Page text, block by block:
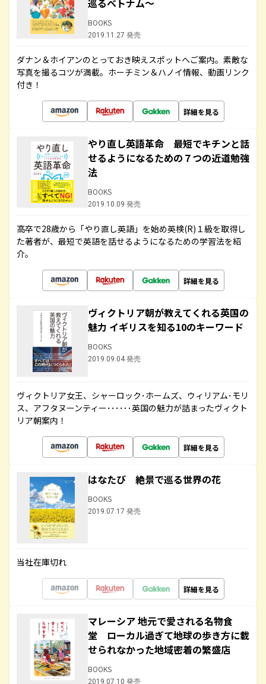
巡るベトナム～
BOOKS
2019.11.27 発売
ダナン＆ホイアンのとっておき映えスポットへご案内。素敵な
写真を撮るコツが満載。ホーチミン＆ハノイ情報、動画リンク
付き！
詳細を見る
やり直し英語革命 最短でキチンと話
せるようになるための７つの近道勉強
法
BOOKS
2019.10.09 発売
高卒で28歳から「やり直し英語」を始め英検(R)１級を取得し
た著者が、最短で英語を話せるようになるための学習法を紹
介。
詳細を見る
ヴィクトリア朝が教えてくれる英国の
魅力 イギリスを知る10のキーワード
BOOKS
2019.09.04 発売
ヴィクトリア女王、シャーロック･ホームズ、ウィリアム･モリ
ス、アフタヌーンティー･･････英国の魅力が詰まったヴィクト
リア朝案内！
詳細を見る
はなたび 絶景で巡る世界の花
BOOKS
2019.07.17 発売
当社在庫切れ
詳細を見る
マレーシア 地元で愛される名物食
堂 ローカル過ぎて地球の歩き方に載
せられなかった地域密着の繁盛店
BOOKS
2019.07.10 発売